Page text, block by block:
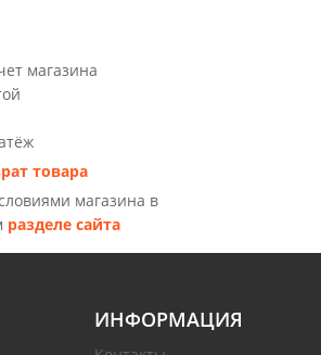
магазина
товара
магазина в
разделе сайта
ИНФОРМАЦИЯ